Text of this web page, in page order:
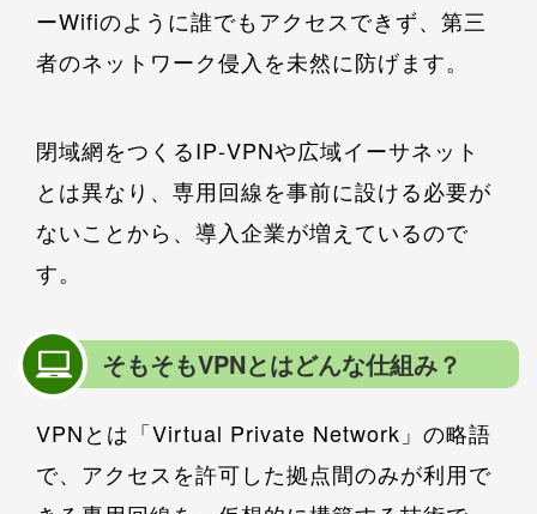
ーWifiのように誰でもアクセスできず、第三
者のネットワーク侵入を未然に防げます。
閉域網をつくるIP‐VPNや広域イーサネット
とは異なり、専用回線を事前に設ける必要が
ないことから、導入企業が増えているので
す。
そもそもVPNとはどんな仕組み？
VPNとは「Virtual Private Network」の略語
で、アクセスを許可した拠点間のみが利用で